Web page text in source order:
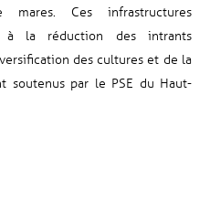
Ces infrastructures
à la réduction des intrants
des cultures et de la
soutenus par le PSE du Haut-